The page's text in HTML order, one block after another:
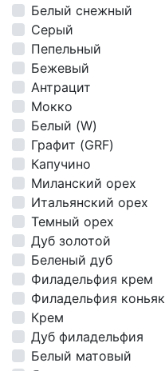
Белый снежный
Серый
Пепельный
Бежевый
Антрацит
Мокко
Белый (W)
Графит (GRF)
Капучино
Миланский орех
Итальянский орех
Темный орех
Дуб золотой
Беленый дуб
Филадельфия крем
Филадельфия коньяк
Крем
Дуб филадельфия
Белый матовый